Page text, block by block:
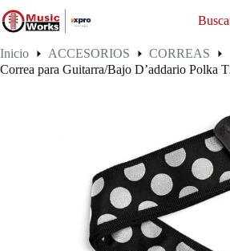
al
contenido
Inicio ACCESORIOS
CORREAS
Correa para Guitarra/Bajo D’addario Polka